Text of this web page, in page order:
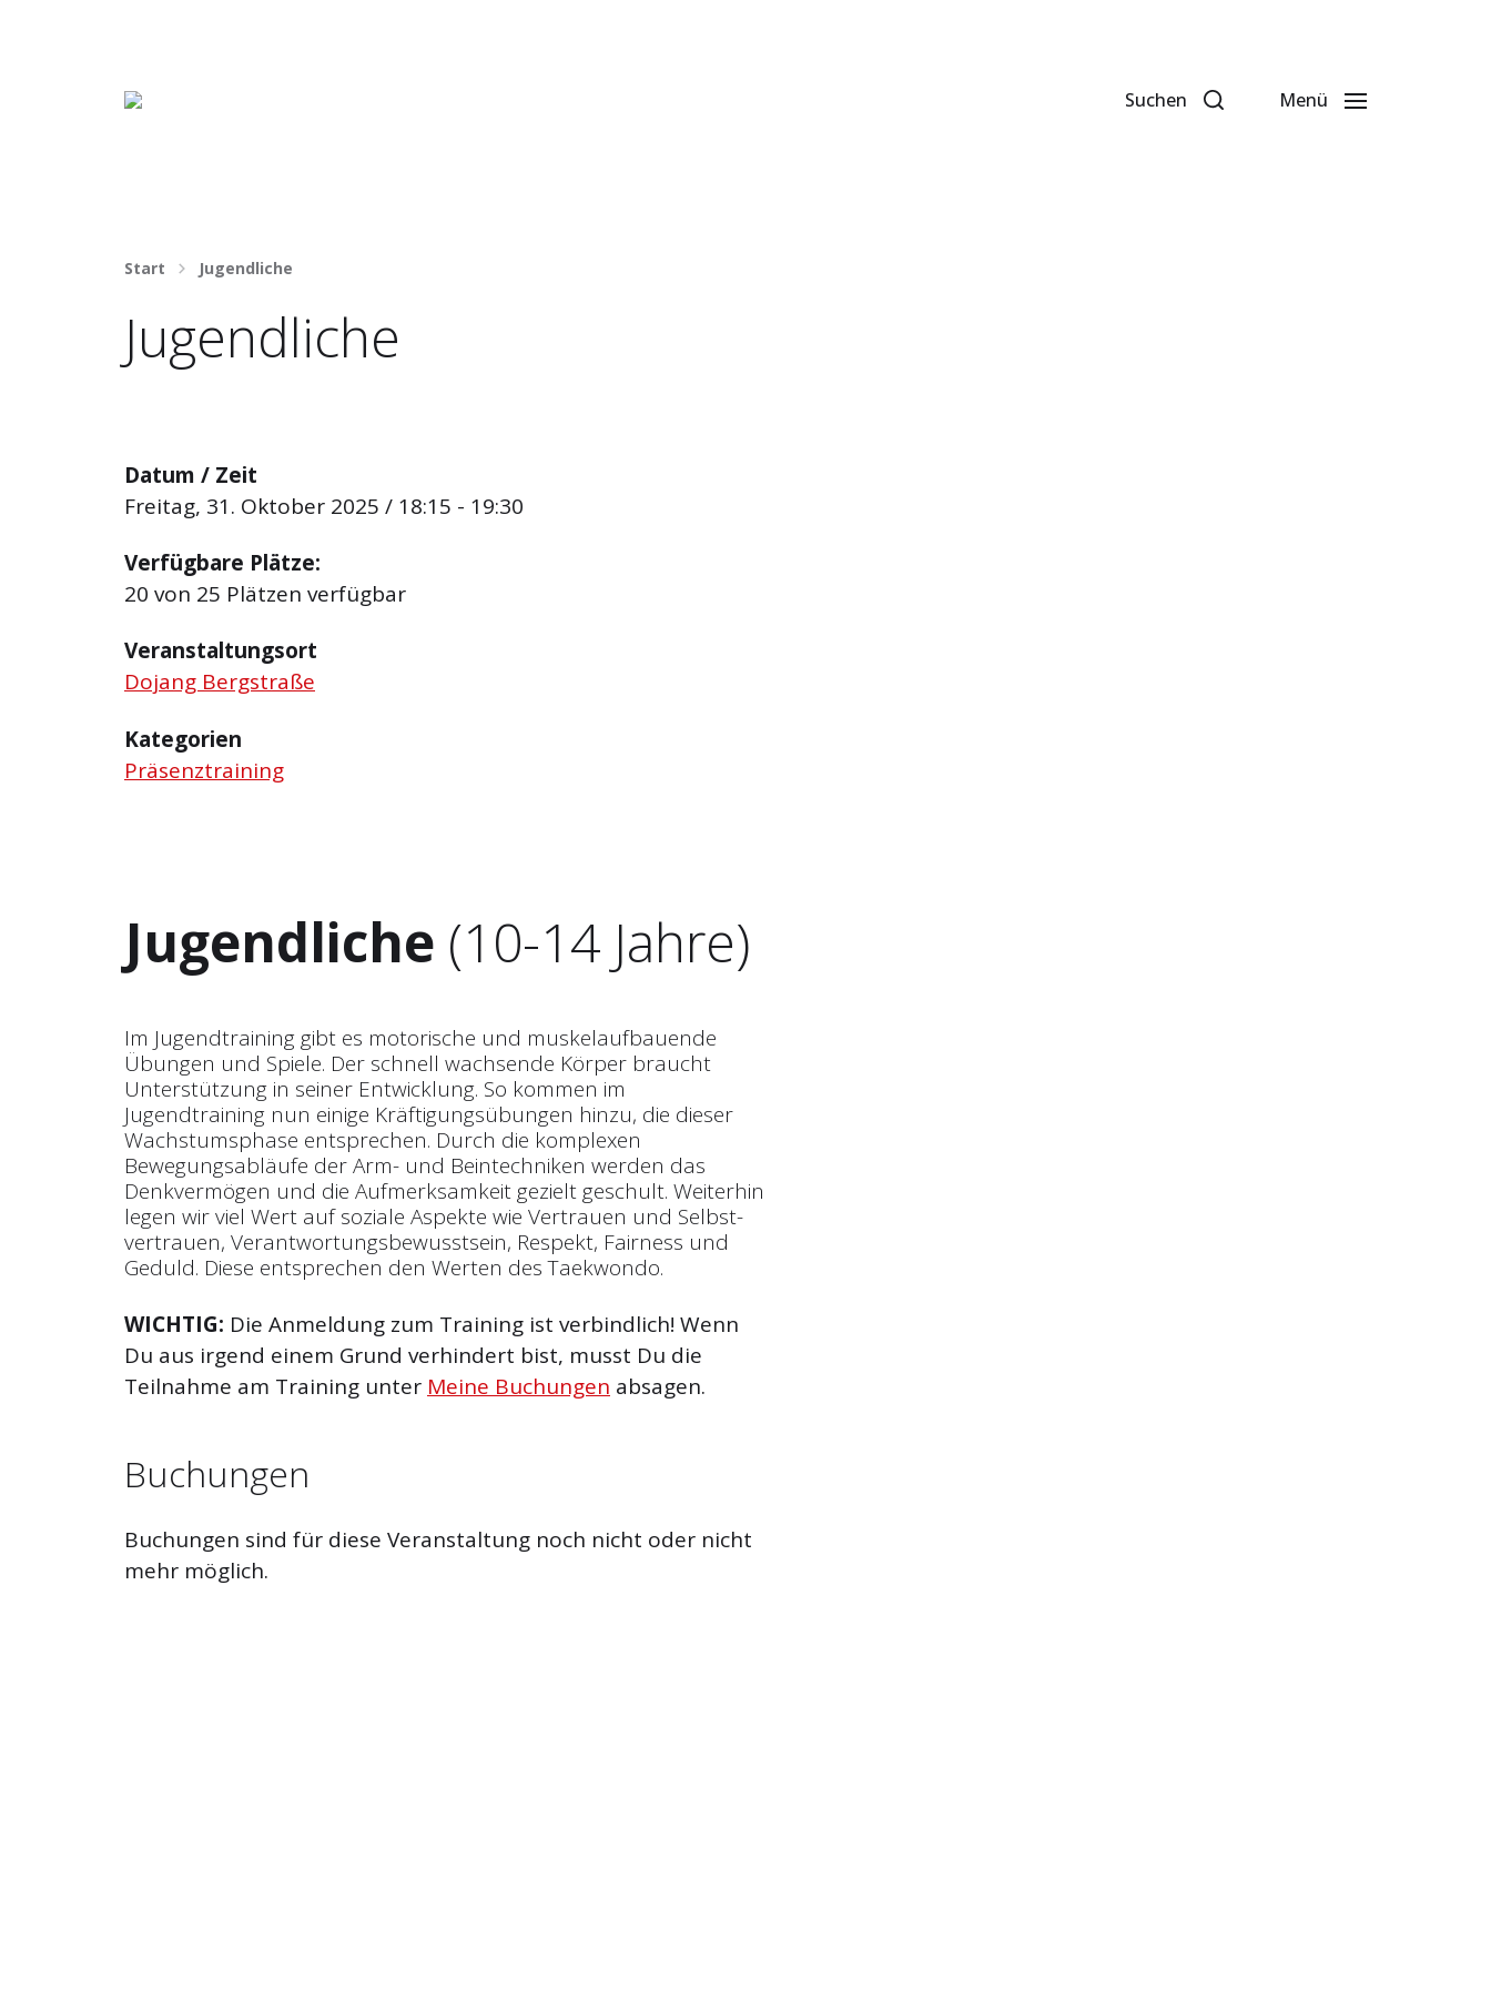
Häng nicht rum. Mach was draus! Suchen Menü
Start Jugendliche
Jugendliche
Datum / Zeit
Freitag, 31. Oktober 2025 / 18:15 - 19:30
Verfügbare Plätze:
20 von 25 Plätzen verfügbar
Veranstaltungsort
Dojang Bergstraße
Kategorien
Präsenztraining
Jugendliche (10-14 Jahre)
Im Jugendtraining gibt es motorische und muskelaufbauende
Übungen und Spiele. Der schnell wachsende Körper braucht
Unterstützung in seiner Entwicklung. So kommen im
Jugendtraining nun einige Kräftigungsübungen hinzu, die dieser
Wachstumsphase entsprechen. Durch die komplexen
Bewegungsabläufe der Arm- und Beintechniken werden das
Denkvermögen und die Aufmerksamkeit gezielt geschult. Weiterhin
legen wir viel Wert auf soziale Aspekte wie Vertrauen und Selbst­
vertrauen, Verantwortungsbewusstsein, Respekt, Fairness und
Geduld. Diese entsprechen den Werten des Taekwondo.
WICHTIG: Die Anmeldung zum Training ist verbindlich! Wenn
Du aus irgend einem Grund verhindert bist, musst Du die
Teilnahme am Training unter Meine Buchungen absagen.
Buchungen
Buchungen sind für diese Veranstaltung noch nicht oder nicht
mehr möglich.